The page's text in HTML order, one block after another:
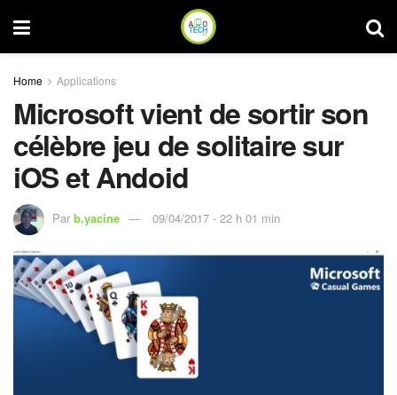
Home Applications
Microsoft vient de sortir son
célèbre jeu de solitaire sur
iOS et Andoid
Par b.yacine 09/04/2017 - 22 h 01 min